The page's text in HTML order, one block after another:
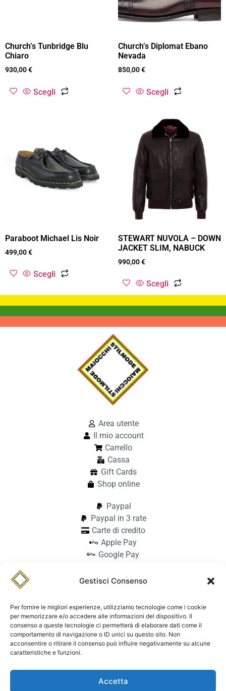
Gestisci Consenso
Per fornire le migliori esperienze, utilizziamo tecnologie come i cookie
per memorizzare e/o accedere alle informazioni del dispositivo. Il
consenso a queste tecnologie ci permetterà di elaborare dati come il
comportamento di navigazione o ID unici su questo sito. Non
acconsentire o ritirare il consenso può influire negativamente su alcune
caratteristiche e funzioni.
Accetta
Church’s Tunbridge Blu
Chiaro
930,00€
Scegli
Church’s Diplomat Ebano
Nevada
850,00€
Scegli
Paraboot Michael Lis Noir
499,00€
Scegli
STEWART NUVOLA – DOWN
JACKET SLIM, NABUCK
990,00€
Scegli
Area utente
Il mio account
Carrello
Cassa
Gift Cards
Shop online
Paypal
Paypal in 3 rate
Carte di credito
Apple Pay
Google Pay
Pagamento alla consegna
StilmodeMaiocchi
© Stilmode Maiocchi 2026 | P.iva
01942740182
Powered by Paolo Sacchi Design